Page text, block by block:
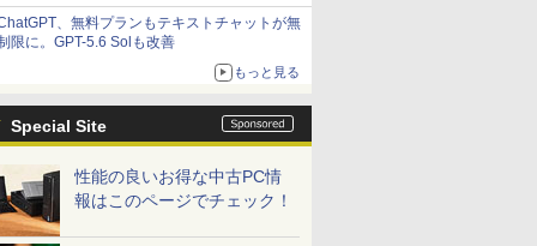
、無料プランもテキストチャットが無
限に。GPT-5.6 Solも改善
もっと見る
Special Site
性能の良いお得な中古PC情
報はこのページでチェック！